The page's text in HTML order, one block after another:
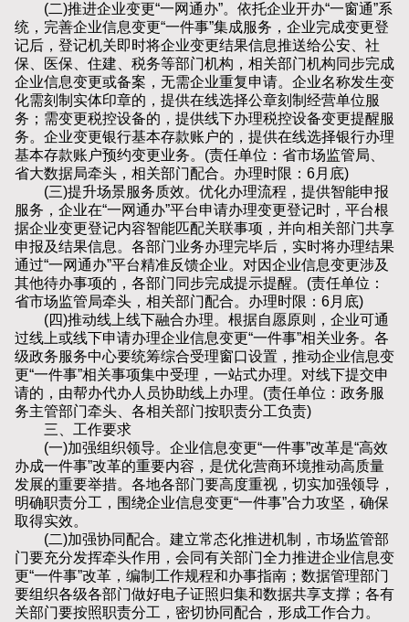
(二)推进企业变更“一网通办”。依托企业开办“一窗通”系
统，完善企业信息变更“一件事”集成服务，企业完成变更登
记后，登记机关即时将企业变更结果信息推送给公安、社
保、医保、住建、税务等部门机构，相关部门机构同步完成
企业信息变更或备案，无需企业重复申请。企业名称发生变
化需刻制实体印章的，提供在线选择公章刻制经营单位服
务；需变更税控设备的，提供线下办理税控设备变更提醒服
务。企业变更银行基本存款账户的，提供在线选择银行办理
基本存款账户预约变更业务。(责任单位：省市场监管局、
省大数据局牵头，相关部门配合。办理时限：6月底)
(三)提升场景服务质效。优化办理流程，提供智能申报
服务，企业在“一网通办”平台申请办理变更登记时，平台根
据企业变更登记内容智能匹配关联事项，并向相关部门共享
申报及结果信息。各部门业务办理完毕后，实时将办理结果
通过“一网通办”平台精准反馈企业。对因企业信息变更涉及
其他待办事项的，各部门同步完成提示提醒。(责任单位：
省市场监管局牵头，相关部门配合。办理时限：6月底)
(四)推动线上线下融合办理。根据自愿原则，企业可通
过线上或线下申请办理企业信息变更“一件事”相关业务。各
级政务服务中心要统筹综合受理窗口设置，推动企业信息变
更“一件事”相关事项集中受理，一站式办理。对线下提交申
请的，由帮办代办人员协助线上办理。(责任单位：政务服
务主管部门牵头、各相关部门按职责分工负责)
三、工作要求
(一)加强组织领导。企业信息变更“一件事”改革是“高效
办成一件事”改革的重要内容，是优化营商环境推动高质量
发展的重要举措。各地各部门要高度重视，切实加强领导，
明确职责分工，围绕企业信息变更“一件事”合力攻坚，确保
取得实效。
(二)加强协同配合。建立常态化推进机制，市场监管部
门要充分发挥牵头作用，会同有关部门全力推进企业信息变
更“一件事”改革，编制工作规程和办事指南；数据管理部门
要组织各级各部门做好电子证照归集和数据共享支撑；各有
关部门要按照职责分工，密切协同配合，形成工作合力。